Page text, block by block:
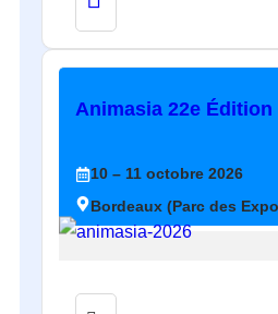
Animasia 22e
10 – 11 octobre 2026
Bordeaux (Parc des